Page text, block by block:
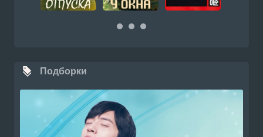
Подборки